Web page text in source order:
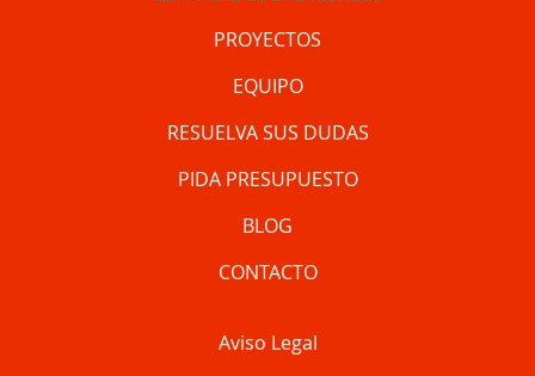
PROYECTOS
EQUIPO
RESUELVA SUS DUDAS
PIDA PRESUPUESTO
BLOG
CONTACTO
Aviso Legal